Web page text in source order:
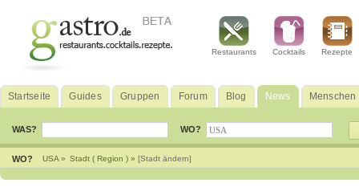
Restaurants Cocktails Rezepte
Startseite Guides Gruppen Forum Blog News Menschen
WAS? WO?
WO? USA » Stadt ( Region ) » [Stadt ändern]